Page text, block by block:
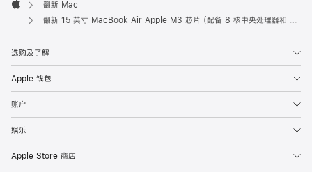
Apple
翻新 Mac
翻新 15 英寸 MacBook Air Apple M3 芯片 (配备 8 核中央处理器和 10 核图形处理器) - 银色
选购及了解
Apple 钱包
账户
娱乐
Apple Store 商店